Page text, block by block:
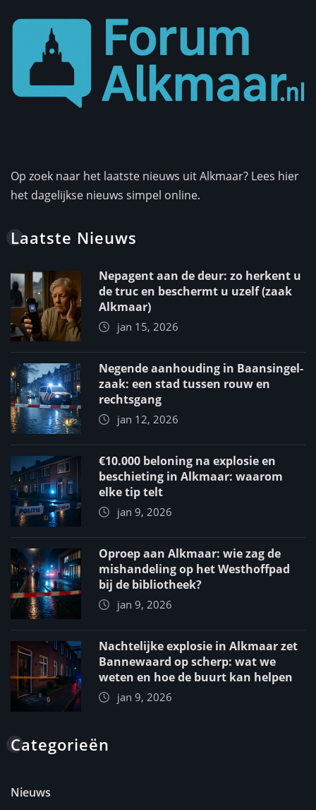
Op zoek naar het laatste nieuws uit Alkmaar? Lees hier
het dagelijkse nieuws simpel online.
Laatste Nieuws
Nepagent aan de deur: zo herkent u
de truc en beschermt u uzelf (zaak
Alkmaar)
jan 15, 2026
Negende aanhouding in Baansingel-
zaak: een stad tussen rouw en
rechtsgang
jan 12, 2026
€10.000 beloning na explosie en
beschieting in Alkmaar: waarom
elke tip telt
jan 9, 2026
Oproep aan Alkmaar: wie zag de
mishandeling op het Westhoffpad
bij de bibliotheek?
jan 9, 2026
Nachtelijke explosie in Alkmaar zet
Bannewaard op scherp: wat we
weten en hoe de buurt kan helpen
jan 9, 2026
Categorieën
Nieuws